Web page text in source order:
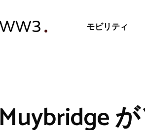
モビリティ
Muybridge